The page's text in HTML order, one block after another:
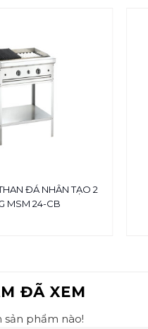
ĐÁ NHÂN TẠO 2
MSM 24-CB
ĐÃ XEM
sản phẩm nào!